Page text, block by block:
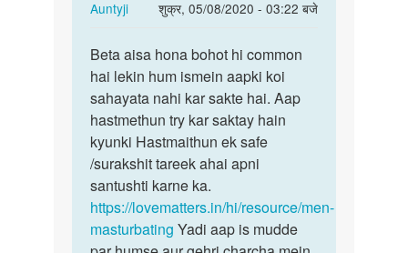
Auntyji
शुक्र, 05/08/2020 - 03:22 बजे
In
to
Sex
kerna
he
by
Rajsa
Beta
aisa
hona
bohot
hi…
Beta aisa hona bohot hi common
hai lekin hum ismein aapki koi
sahayata nahi kar sakte hai. Aap
hastmethun try kar saktay hain
kyunki Hastmaithun ek safe
/surakshit tareek ahai apni
santushti karne ka.
https://lovematters.in/hi/resource/men-
masturbating Yadi aap is mudde